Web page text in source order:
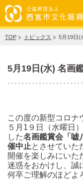
TOP トピックス 5月19日(
5月19日(水) 名画
この度の新型コロナ
５月1９日（水曜日
した名画鑑賞会「嘘
催中止とさせていた
開催を楽しみにいた
迷惑をおかけし、誠
何卒ご理解のほどよ